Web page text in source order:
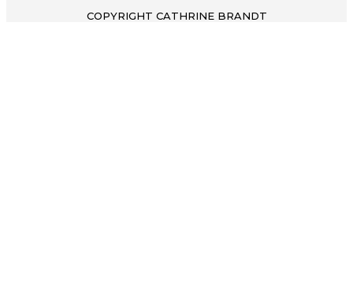
COPYRIGHT CATHRINE BRANDT